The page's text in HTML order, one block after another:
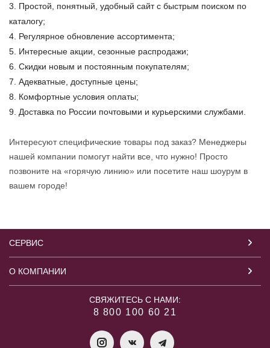
Простой, понятный, удобный сайт с быстрым поиском по
каталогу;
Регулярное обновление ассортимента;
Интересные акции, сезонные распродажи;
Скидки новым и постоянным покупателям;
Адекватные, доступные цены;
Комфортные условия оплаты;
Доставка по России почтовыми и курьерскими службами.
Интересуют специфические товары под заказ? Менеджеры
нашей компании помогут найти все, что нужно! Просто
позвоните на «горячую линию» или посетите наш шоурум в
вашем городе!
СЕРВИС
О КОМПАНИИ
СВЯЖИТЕСЬ С НАМИ:
8 800 100 60 21